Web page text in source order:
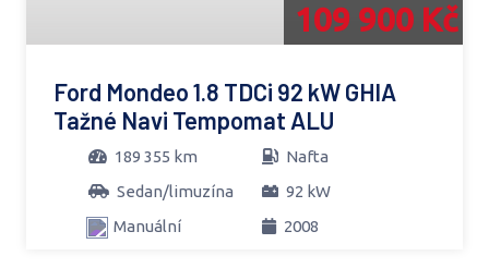
109 900 Kč
Ford Mondeo 1.8 TDCi 92 kW GHIA
Tažné Navi Tempomat ALU
189 355 km
Nafta
Sedan/limuzína
92 kW
Manuální
2008